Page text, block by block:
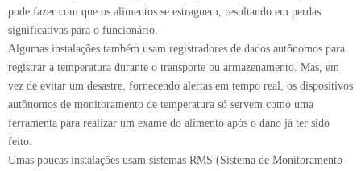
pode fazer com que os alimentos se estraguem, resultando em perdas
significativas para o funcionário.
Algumas instalações também usam registradores de dados autônomos para
registrar a temperatura durante o transporte ou armazenamento. Mas, em
vez de evitar um desastre, fornecendo alertas em tempo real, os dispositivos
autônomos de monitoramento de temperatura só servem como uma
ferramenta para realizar um exame do alimento após o dano já ter sido
feito.
Umas poucas instalações usam sistemas RMS (Sistema de Monitoramento